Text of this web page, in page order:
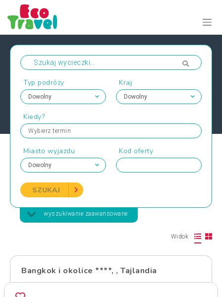
Typ podróży Kraj
Kiedy?
Wybierz termin
Miasto wyjazdu Kod oferty
SZUKAJ
wyszukiwanie zaawansowane
Widok
Bangkok i okolice ****, , Tajlandia